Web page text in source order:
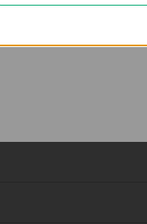
> 하드웨어
소프트웨어